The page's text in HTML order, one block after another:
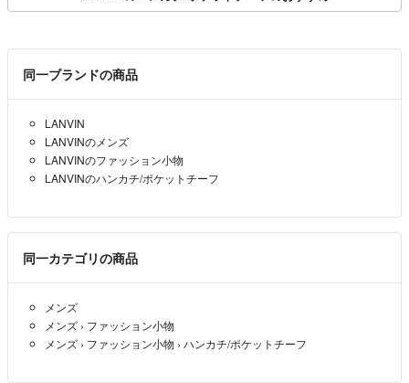
同一ブランドの商品
LANVIN
LANVINのメンズ
LANVINのファッション小物
LANVINのハンカチ/ポケットチーフ
同一カテゴリの商品
メンズ
メンズ › ファッション小物
メンズ › ファッション小物 › ハンカチ/ポケットチーフ